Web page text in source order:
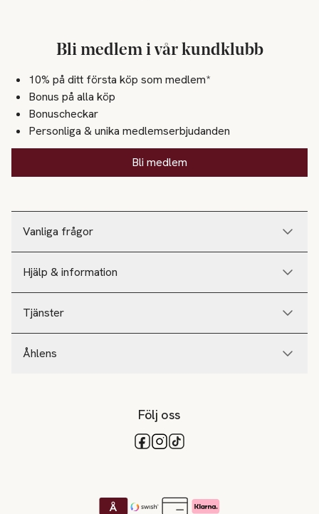
Vanliga frågor
Hjälp & information
Tjänster
Åhlens
Bli medlem i vår kundklubb
10% på ditt första köp som medlem*
Bonus på alla köp
Bonuscheckar
Personliga & unika medlemserbjudanden
Bli medlem
Följ oss